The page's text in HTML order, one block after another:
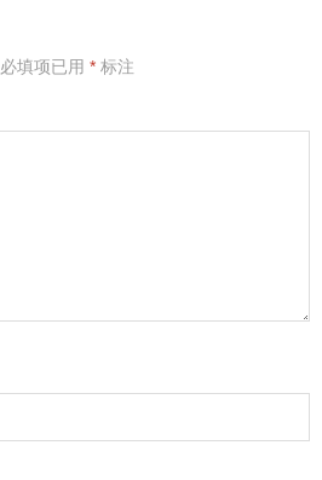
必填项已用 * 标注